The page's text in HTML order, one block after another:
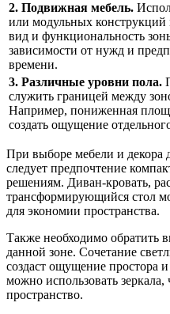
2. Подвижная мебель.
или модульных
вид и функциональность
зависимости от нужд и
времени.
3. Различные уровни пола.
служить границей между
Например, пониженная
создать ощущение
При выборе мебели и декора
следует предпочтение
решениям. Диван-кровать,
трансформирующийся стол
для экономии пространства.
Также необходимо обратить
данной зоне. Сочетание
создаст ощущение простора
можно использовать
пространство.